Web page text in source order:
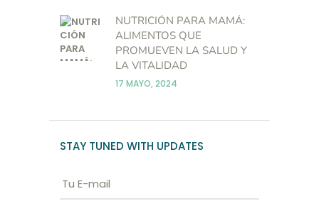
NUTRICIÓN PARA MAMÁ:
ALIMENTOS QUE
PROMUEVEN LA SALUD Y
LA VITALIDAD
17 MAYO, 2024
STAY TUNED WITH UPDATES